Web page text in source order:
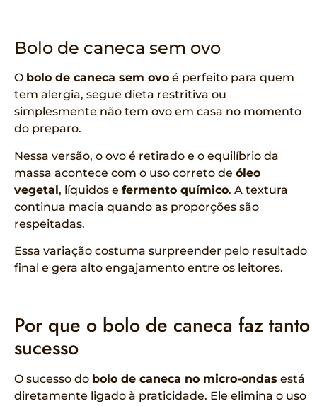
Bolo de caneca sem ovo
O bolo de caneca sem ovo é perfeito para quem
tem alergia, segue dieta restritiva ou
simplesmente não tem ovo em casa no momento
do preparo.
Nessa versão, o ovo é retirado e o equilíbrio da
massa acontece com o uso correto de óleo
vegetal, líquidos e fermento químico. A textura
continua macia quando as proporções são
respeitadas.
Essa variação costuma surpreender pelo resultado
final e gera alto engajamento entre os leitores.
Por que o bolo de caneca faz tanto
sucesso
O sucesso do bolo de caneca no micro-ondas está
diretamente ligado à praticidade. Ele elimina o uso